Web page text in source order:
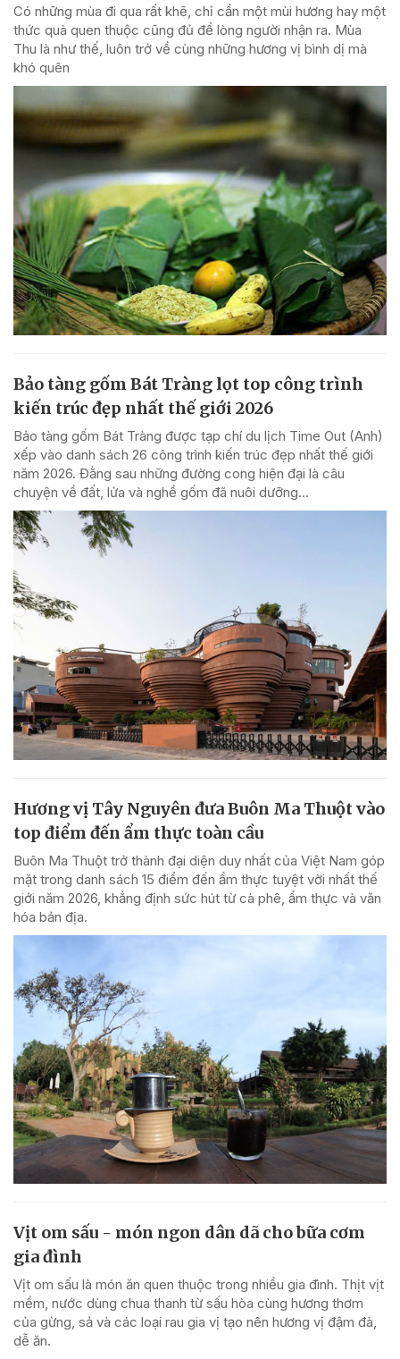
Có những mùa đi qua rất khẽ, chỉ cần một mùi hương hay một
thức quà quen thuộc cũng đủ để lòng người nhận ra. Mùa
Thu là như thế, luôn trở về cùng những hương vị bình dị mà
khó quên
Bảo tàng gốm Bát Tràng lọt top công trình
kiến trúc đẹp nhất thế giới 2026
Bảo tàng gốm Bát Tràng được tạp chí du lịch Time Out (Anh)
xếp vào danh sách 26 công trình kiến trúc đẹp nhất thế giới
năm 2026. Đằng sau những đường cong hiện đại là câu
chuyện về đất, lửa và nghề gốm đã nuôi dưỡng...
Hương vị Tây Nguyên đưa Buôn Ma Thuột vào
top điểm đến ẩm thực toàn cầu
Buôn Ma Thuột trở thành đại diện duy nhất của Việt Nam góp
mặt trong danh sách 15 điểm đến ẩm thực tuyệt vời nhất thế
giới năm 2026, khẳng định sức hút từ cà phê, ẩm thực và văn
hóa bản địa.
Vịt om sấu - món ngon dân dã cho bữa cơm
gia đình
Vịt om sấu là món ăn quen thuộc trong nhiều gia đình. Thịt vịt
mềm, nước dùng chua thanh từ sấu hòa cùng hương thơm
của gừng, sả và các loại rau gia vị tạo nên hương vị đậm đà,
dễ ăn.